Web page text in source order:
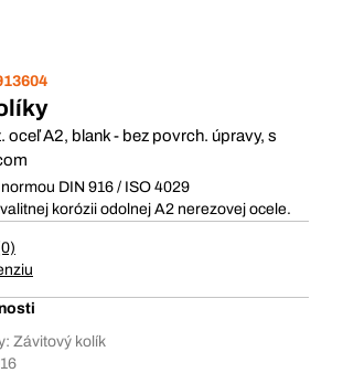
oceľ A2, blank - bez povrch. úpravy, s
DIN 916 / ISO 4029
korózii odolnej A2 nerezovej ocele.
Závitový kolík